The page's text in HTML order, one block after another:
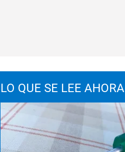
LO QUE SE LEE AHORA